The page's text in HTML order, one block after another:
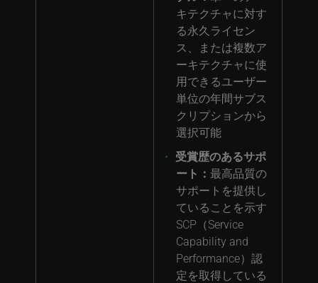
キテクチャに対す
る永久ライセン
ス、または複数ア
ーキテクチャに使
用できるユーザー
単位の年間サブス
クリプションから
選択可能
受賞歴のあるサポ
ート： 最高品質の
サポートを提供し
ていることを示す
SCP（Service
Capability and
Performance）認
定を取得している